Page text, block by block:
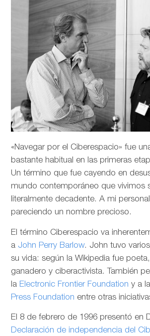
«Navegar por el Ciberespacio» fue
bastante habitual en las primeras
Un término que fue cayendo en
mundo contemporáneo que vivimos
literalmente decadente. A mi
pareciendo un nombre precioso.
El término Ciberespacio va
a John Perry Barlow. John tuvo
su vida: según la Wikipedia fue
ganadero y ciberactivista. También
la Electronic Frontier Foundation y a la
Press Foundation entre otras
El 8 de febrero de 1996 presentó en
Declaración de independencia del